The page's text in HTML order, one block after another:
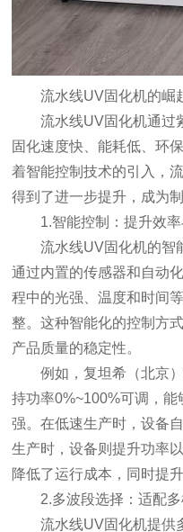
流水线UV固化机的崛
流水线UV固化机通过
固化速度快、能耗低、环
着智能控制技术的引入，
得到了进一步提升，成为
1.智能控制：提升效
流水线UV固化机的智能
通过内置的传感器和自动
程中的光强、温度和时间
整。这种智能化的控制方
产品质量的稳定性。
例如，复坦希（北京）
持功率0%~100%可调，
强。在低速生产时，设备
生产时，设备则提升功率
降低了运行成本，同时提
2.多波段选择：适配
流水线UV固化机提供多